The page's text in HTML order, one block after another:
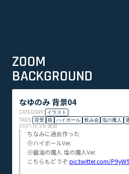
ZOOM
BACKGROUND
なゆのみ 背景04
CATEGORY: イラスト
TAGS: 背景 猫 ハイボール 飲み会 塩の魔人
2021.12.28追加
ちなみに過去作った
❀ハイボールVer.
❀醤油の魔人 塩の魔人Ver.
こちらもどうぞ pic.twitter.com/